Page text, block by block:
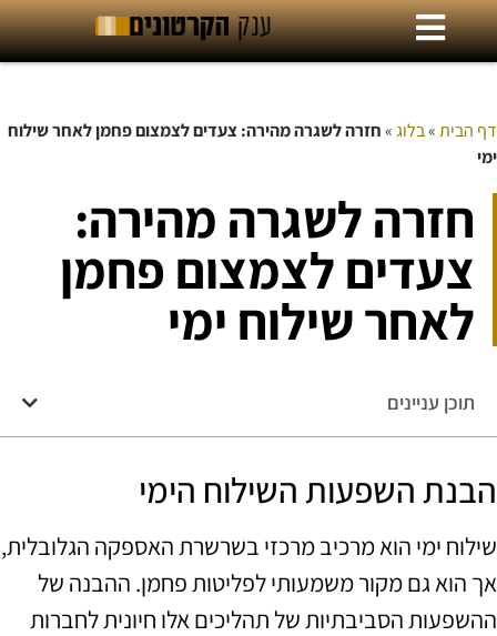
דף הבית»בלוג»חזרה לשגרה מהירה: צעדים לצמצום פחמן לאחר שילוח
ימי
חזרה לשגרה מהירה:
צעדים לצמצום פחמן
לאחר שילוח ימי
תוכן עניינים
הבנת השפעות השילוח הימי
שילוח ימי הוא מרכיב מרכזי בשרשרת האספקה הגלובלית,
אך הוא גם מקור משמעותי לפליטות פחמן. ההבנה של
ההשפעות הסביבתיות של תהליכים אלו חיונית לחברות